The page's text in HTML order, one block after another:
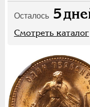
Осталось 5
Смотреть каталог